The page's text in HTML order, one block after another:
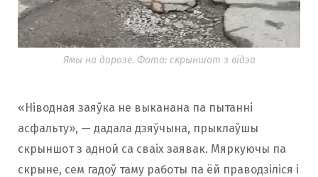
Ямы на дарозе. Фота: скрыншот з відэа
«Ніводная заяўка не выканана па пытанні
асфальту», — дадала дзяўчына, прыклаўшы
скрыншот з адной са сваіх заявак. Мяркуючы па
скрыне, сем гадоў таму работы па ёй праводзіліся і